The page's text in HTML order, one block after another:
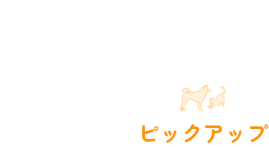
ピックアップ